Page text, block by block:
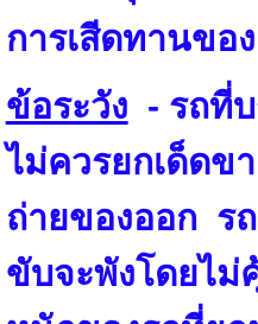
การเสีดทานของ
ข้อระวัง - รถที่
ไม่ควรยกเด็ดข
ถ่ายของออก ร
ขับจะพังโดยไม่